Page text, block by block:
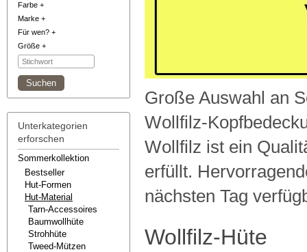
Farbe +
Marke +
Für wen? +
Größe +
Unterkategorien
erforschen
Sommerkollektion
Bestseller
Hut-Formen
Hut-Material
Tarn-Accessoires
Baumwollhüte
Strohhüte
Tweed-Mützen
Große Auswahl an
Wollfilz-
Wollfilz ist ein
erfüllt.
nächsten Tag
Wollfilz-Hüte